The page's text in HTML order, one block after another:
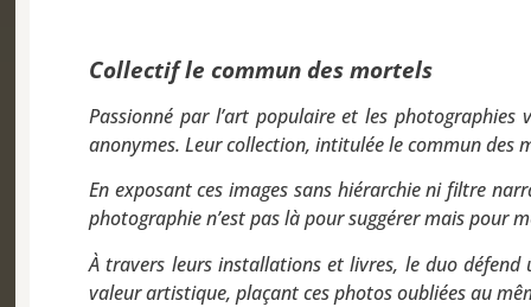
Collectif le commun des mortels
Passionné par l’art populaire et les
anonymes. Leur collection, intitulée le commun des
En exposant ces images sans hiérarchie ni filtre
photographie n’est pas là pour suggérer mais pour
À travers leurs installations et livres, le duo défend
valeur artistique, plaçant ces photos oubliées au